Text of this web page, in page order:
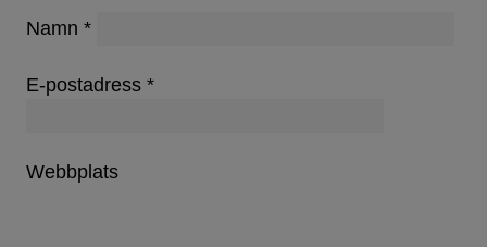
Namn *
E-postadress *
Webbplats